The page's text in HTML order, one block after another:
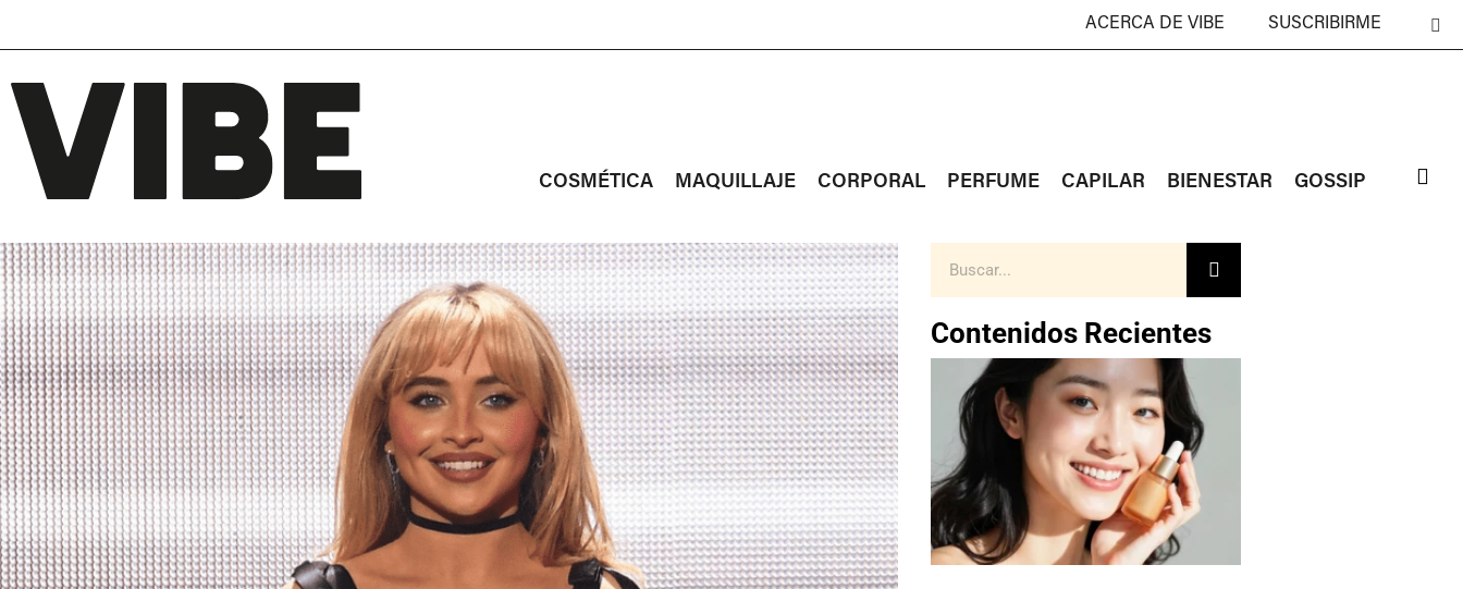
ACERCA DE VIBE SUSCRIBIRME
COSMÉTICA MAQUILLAJE CORPORAL PERFUME CAPILAR BIENESTAR GOSSIP
Contenidos Recientes